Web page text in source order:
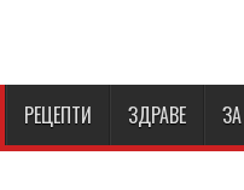
РЕЦЕПТИ ЗДРАВЕ